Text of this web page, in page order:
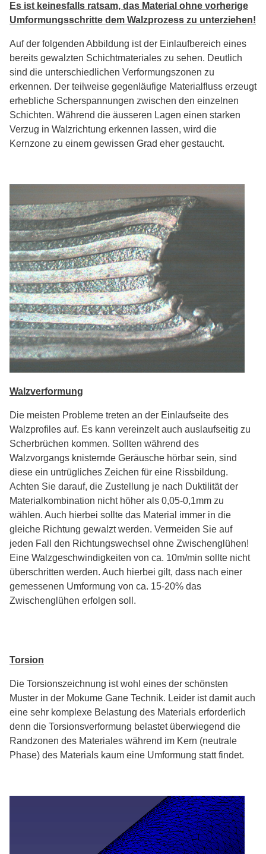
Es ist keinesfalls ratsam, das Material ohne vorherige
Umformungsschritte dem Walzprozess zu unterziehen!
Auf der folgenden Abbildung ist der Einlaufbereich eines
bereits gewalzten Schichtmateriales zu sehen. Deutlich
sind die unterschiedlichen Verformungszonen zu
erkennen. Der teilweise gegenläufige Materialfluss erzeugt
erhebliche Scherspannungen zwischen den einzelnen
Schichten. Während die äusseren Lagen einen starken
Verzug in Walzrichtung erkennen lassen, wird die
Kernzone zu einem gewissen Grad eher gestaucht.
Walzverformung
Die meisten Probleme treten an der Einlaufseite des
Walzprofiles auf. Es kann vereinzelt auch auslaufseitig zu
Scherbrüchen kommen. Sollten während des
Walzvorgangs knisternde Geräusche hörbar sein, sind
diese ein untrügliches Zeichen für eine Rissbildung.
Achten Sie darauf, die Zustellung je nach Duktilität der
Materialkombination nicht höher als 0,05-0,1mm zu
wählen. Auch hierbei sollte das Material immer in die
gleiche Richtung gewalzt werden. Vermeiden Sie auf
jeden Fall den Richtungswechsel ohne Zwischenglühen!
Eine Walzgeschwindigkeiten von ca. 10m/min sollte nicht
überschritten werden. Auch hierbei gilt, dass nach einer
gemessenen Umformung von ca. 15-20% das
Zwischenglühen erfolgen soll.
Torsion
Die Torsionszeichnung ist wohl eines der schönsten
Muster in der Mokume Gane Technik. Leider ist damit auch
eine sehr komplexe Belastung des Materials erforderlich
denn die Torsionsverformung belastet überwiegend die
Randzonen des Materiales während im Kern (neutrale
Phase) des Materials kaum eine Umformung statt findet.